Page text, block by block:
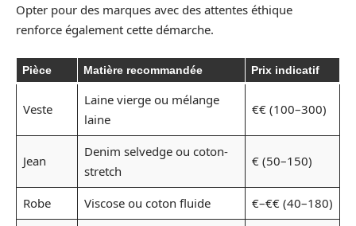
Opter pour des marques avec des attentes éthique
renforce également cette démarche.
Pièce Matière recommandée Prix indicatif
Veste
Laine vierge ou mélange
laine
€€ (100–300)
Jean
Denim selvedge ou coton-
stretch
€ (50–150)
Robe Viscose ou coton fluide €–€€ (40–180)